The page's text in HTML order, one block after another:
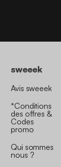
sweeek
Avis sweeek
*Conditions
des offres &
Codes
promo
Qui sommes
nous ?